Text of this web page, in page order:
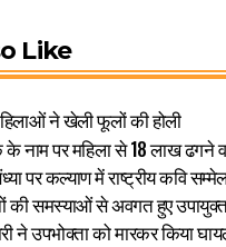
Like
ने खेली फूलों की होली
नाम पर महिला से 18 लाख ढगने
पर कल्याण में राष्ट्रीय कवि
समस्याओं से अवगत हुए
ने उपभोक्ता को मारकर किया